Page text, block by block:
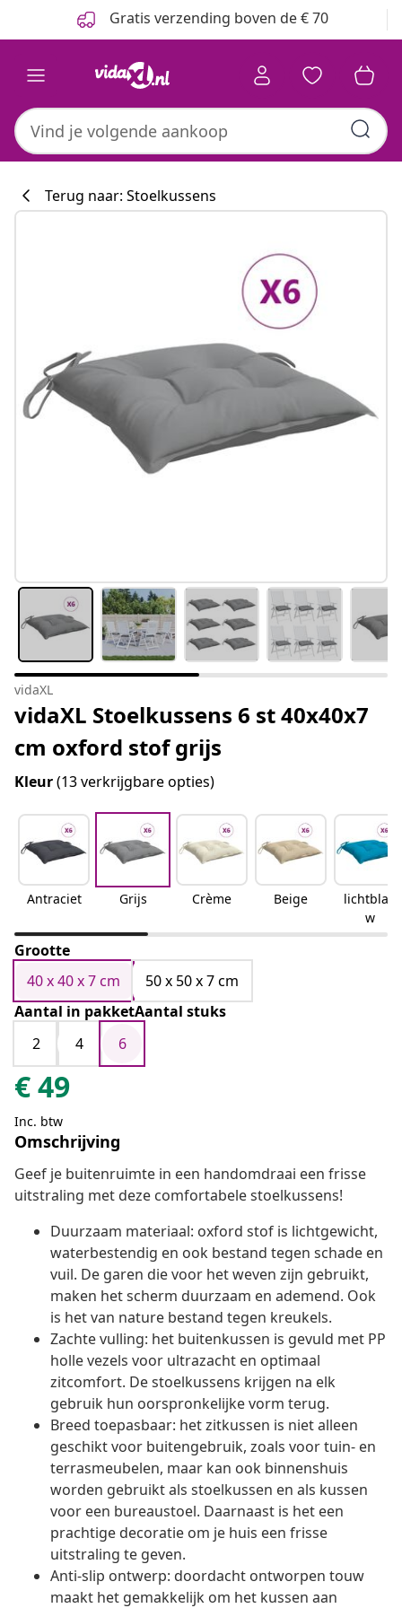
Gratis verzending boven de € 70
Terug naar: Stoelkussens
vidaXL
vidaXL Stoelkussens 6 st 40x40x7
cm oxford stof grijs
Kleur(13 verkrijgbare opties)
Antraciet Grijs Crème Beige
lichtblau
w
Grootte
40 x 40 x 7 cm
50 x 50 x 7 cm
Aantal in pakketAantal stuks
2
4 6
€49
Inc. btw
Omschrijving
Geef je buitenruimte in een handomdraai een frisse
uitstraling met deze comfortabele stoelkussens!
Duurzaam materiaal: oxford stof is lichtgewicht,
waterbestendig en ook bestand tegen schade en
vuil. De garen die voor het weven zijn gebruikt,
maken het scherm duurzaam en ademend. Ook
is het van nature bestand tegen kreukels.
Zachte vulling: het buitenkussen is gevuld met PP
holle vezels voor ultrazacht en optimaal
zitcomfort. De stoelkussens krijgen na elk
gebruik hun oorspronkelijke vorm terug.
Breed toepasbaar: het zitkussen is niet alleen
geschikt voor buitengebruik, zoals voor tuin- en
terrasmeubelen, maar kan ook binnenshuis
worden gebruikt als stoelkussen en als kussen
voor een bureaustoel. Daarnaast is het een
prachtige decoratie om je huis een frisse
uitstraling te geven.
Anti-slip ontwerp: doordacht ontworpen touw
maakt het gemakkelijk om het kussen aan